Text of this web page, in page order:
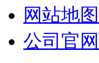
网站地图
公司官网